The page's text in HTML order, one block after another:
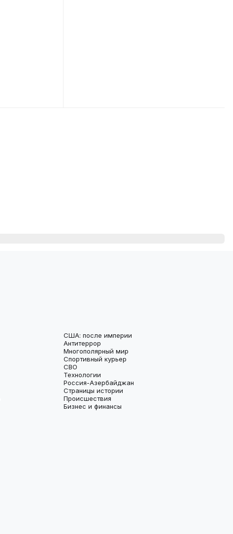
США: после империи
Антитеррор
Многополярный мир
Спортивный курьер
СВО
Технологии
Россия-Азербайджан
Страницы истории
Происшествия
Бизнес и финансы